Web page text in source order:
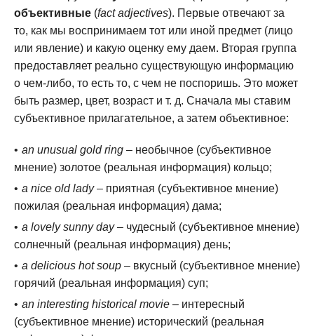
объективные (fact adjectives). Первые отвечают за
то, как мы воспринимаем тот или иной предмет (лицо
или явление) и какую оценку ему даем. Вторая группа
предоставляет реально существующую информацию
о чем-либо, то есть то, с чем не поспоришь. Это может
быть размер, цвет, возраст и т. д. Сначала мы ставим
субъективное прилагательное, а затем объективное:
an unusual gold ring – необычное (субъективное
мнение) золотое (реальная информация) кольцо;
a nice old lady– приятная (субъективное мнение)
пожилая (реальная информация) дама;
a lovely sunny day– чудесный (субъективное мнение)
солнечный (реальная информация) день;
a delicious hot soup – вкусный (субъективное мнение)
горячий (реальная информация) суп;
an interesting historical movie – интересный
(субъективное мнение) исторический (реальная